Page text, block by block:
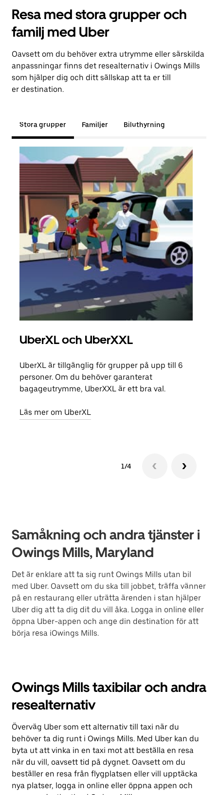
Resa med stora grupper och
familj med Uber
Oavsett om du behöver extra utrymme eller särskilda
anpassningar finns det resealternativ i Owings Mills
som hjälper dig och ditt sällskap att ta er till
er destination.
Stora grupper Familjer Biluthyrning
UberXL och UberXXL
UberXL är tillgänglig för grupper på upp till 6
personer. Om du behöver garanterat
bagageutrymme, UberXXL är ett bra val.
Läs mer om UberXL
1/4
Samåkning och andra tjänster i
Owings Mills, Maryland
Det är enklare att ta sig runt Owings Mills utan bil
med Uber. Oavsett om du ska till jobbet, träffa vänner
på en restaurang eller uträtta ärenden i stan hjälper
Uber dig att ta dig dit du vill åka. Logga in online eller
öppna Uber-appen och ange din destination för att
börja resa iOwings Mills.
Owings Mills taxibilar och andra
resealternativ
Överväg Uber som ett alternativ till taxi när du
behöver ta dig runt i Owings Mills. Med Uber kan du
byta ut att vinka in en taxi mot att beställa en resa
när du vill, oavsett tid på dygnet. Oavsett om du
beställer en resa från flygplatsen eller vill upptäcka
nya platser, logga in online eller öppna appen och